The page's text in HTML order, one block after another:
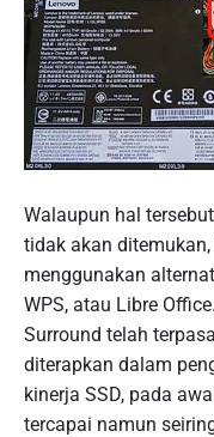
Walaupun hal
tidak akan
menggunakan
WPS, atau Libre
Surround telah
diterapkan dalam
kinerja SSD, pada
tercapai namun